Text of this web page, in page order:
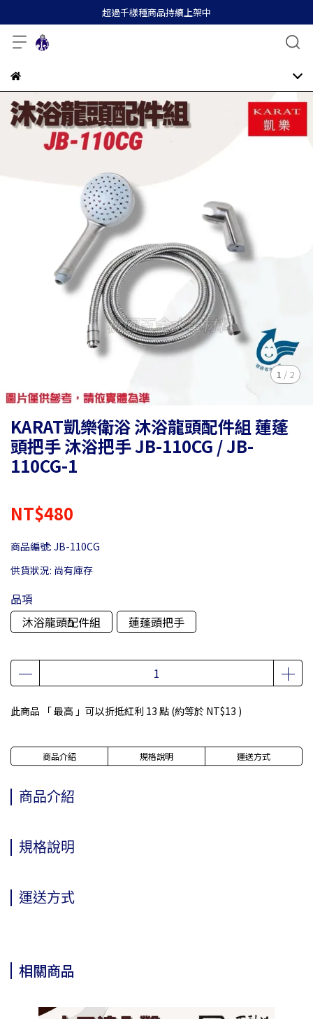
超過千樣種商品持續上架中
1 / 2
KARAT凱樂衛浴 沐浴龍頭配件組 蓮蓬
頭把手 沐浴把手 JB-110CG / JB-
110CG-1
NT$480
商品編號: JB-110CG
供貨狀況: 尚有庫存
品項
沐浴龍頭配件組
蓮蓬頭把手
此商品 「 最高 」可以折抵紅利 13 點 (約等於 NT$13 )
商品介紹 規格說明 運送方式
商品介紹
規格說明
運送方式
相關商品